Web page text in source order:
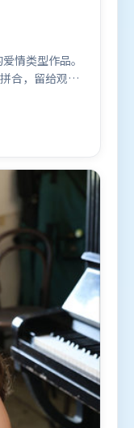
情类型作品。
合，留给观众
敬经典也尝试
春、雷佳音，
年7月25日